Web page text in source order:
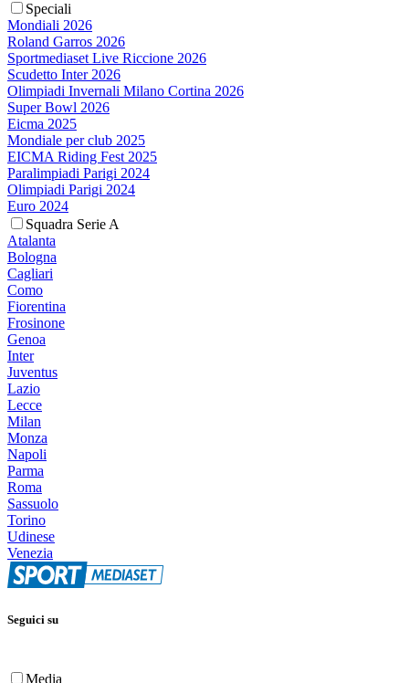
Speciali
Mondiali 2026
Roland Garros 2026
Sportmediaset Live Riccione 2026
Scudetto Inter 2026
Olimpiadi Invernali Milano Cortina 2026
Super Bowl 2026
Eicma 2025
Mondiale per club 2025
EICMA Riding Fest 2025
Paralimpiadi Parigi 2024
Olimpiadi Parigi 2024
Euro 2024
Squadra Serie A
Atalanta
Bologna
Cagliari
Como
Fiorentina
Frosinone
Genoa
Inter
Juventus
Lazio
Lecce
Milan
Monza
Napoli
Parma
Roma
Sassuolo
Torino
Udinese
Venezia
Seguici su
Media